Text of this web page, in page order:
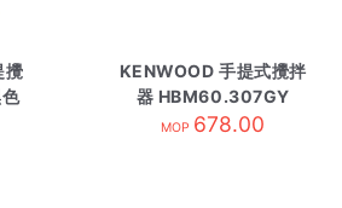
攪
KENWOOD 手提式攪拌
器 HBM60.307GY
MOP 678.00